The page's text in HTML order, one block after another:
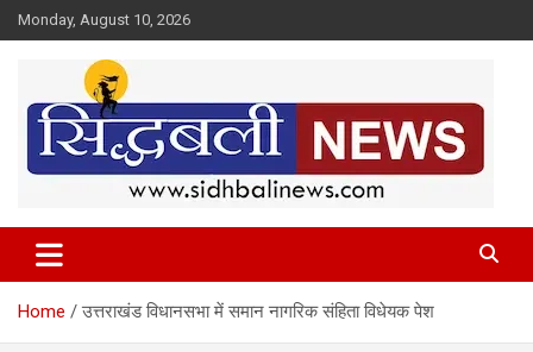
Skip
to
Monday, August 10, 2026
Sidhbali News
Home उत्तराखंड विधानसभा में समान नागरिक संहिता विधेयक पेश